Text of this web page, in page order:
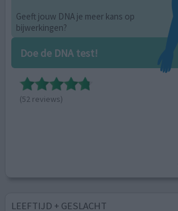
Geeft jouw DNA je meer kans op
bijwerkingen?
Doe de DNA test!
(52 reviews)
LEEFTIJD + GESLACHT